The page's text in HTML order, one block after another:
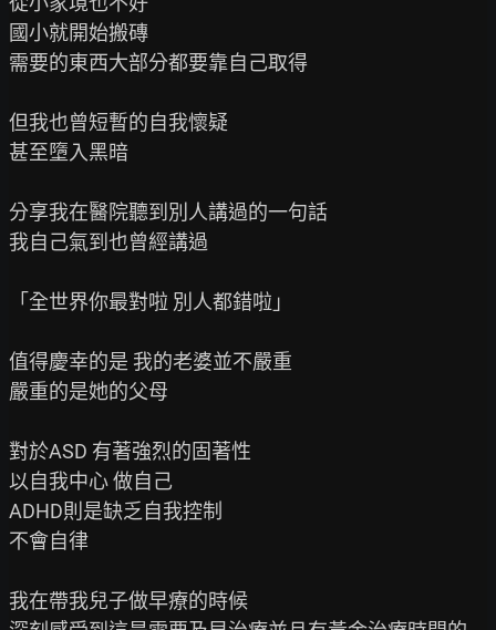
國小就開始搬磚
需要的東西大部分都要靠自己取得
但我也曾短暫的自我懷疑
甚至墮入黑暗
分享我在醫院聽到別人講過的一句話
我自己氣到也曾經講過
「全世界你最對啦 別人都錯啦」
值得慶幸的是 我的老婆並不嚴重
嚴重的是她的父母
對於ASD 有著強烈的固著性
以自我中心 做自己
ADHD則是缺乏自我控制
不會自律
我在帶我兒子做早療的時候